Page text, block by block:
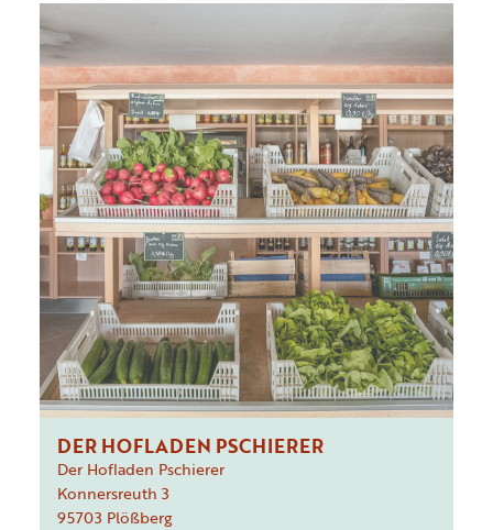
DER HOFLADEN PSCHIERER
Der Hofladen Pschierer
Konnersreuth 3
95703 Plößberg